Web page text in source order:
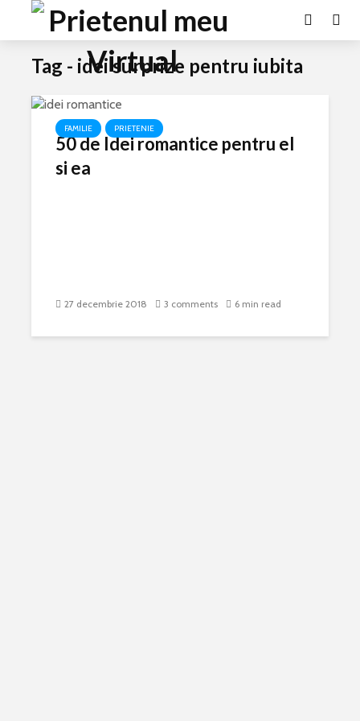
Tag - idei surprize pentru iubita
FAMILIE PRIETENIE
50 de Idei romantice pentru el
si ea
27 decembrie 2018 3 comments 6 min read